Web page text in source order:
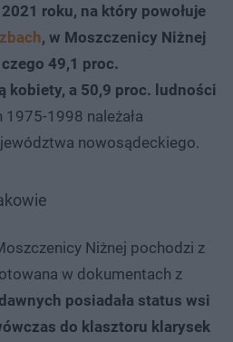
roku, na który powołuje
, w Moszczenicy Niżnej
49,1 proc.
kobiety, a 50,9 proc. ludności
1975-1998 należała
nowosądeckiego.
Niżnej pochodzi z
w dokumentach z
posiadała status wsi
do klasztoru klarysek